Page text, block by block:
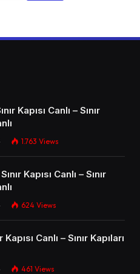
Kapısı Canlı – Sınır
1.763 Views
Kapısı Canlı – Sınır
624 Views
Kapısı Canlı – Sınır Kapıları
461 Views